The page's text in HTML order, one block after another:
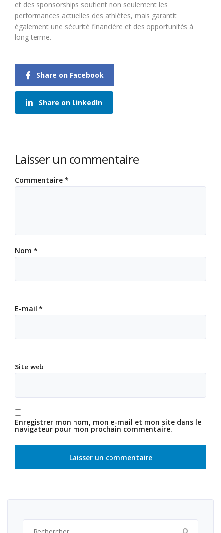
et des sponsorships soutient non seulement les
performances actuelles des athlètes, mais garantit
également une sécurité financière et des opportunités à
long terme.
Share on Facebook
Share on LinkedIn
Laisser un commentaire
Commentaire *
Nom *
E-mail *
Site web
Enregistrer mon nom, mon e-mail et mon site dans le
navigateur pour mon prochain commentaire.